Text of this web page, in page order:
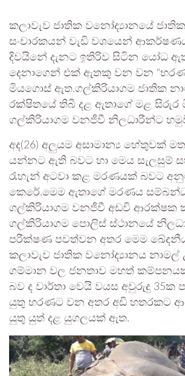
කලාවැව ජාතික වනෝද්‍යානයේ
සංචාරකයන් වැඩි වශයෙන්
දිවයිනේ දැනට ඉතිරිව සිටින යෝධ
දෙනාගෙන් එක් ඇතකු වන වන
මියගොස් ඇත.ගල්කිරියාගම ජාතික
රක්ෂිතයේ තිබී දළ ඇතාගේ මළ සිරුර
ගල්කිරියාගම වනජීවී නිලධාරීන්ට
අද(26) අලුයම අසාමාන්‍ය හේතුවක්
යන්නට ඇති බවට හා මෙය සැලසුම්
රැහැන් අටවා කළ මරණයක් බවට
කෙරේ.මෙම ඇතාගේ මරණය
ගල්කිරියාගම වනජීවී අඩවි ආරක්ෂක
ගල්කිරියාගම පොලිස් ස්ථානයේ
පරීක්ෂණ පවත්වන අතර මෙම
කලාවැව ජාතික වනෝද්‍යානය
ගම්මාන වල ජනතාව මහත්
බව ද වාර්තා වෙයි වයස අවුරුදු
යුතු භරණට වන අතර අඩි හතරකට
යුතු යුත් දළ යුගලයක් ඇත.